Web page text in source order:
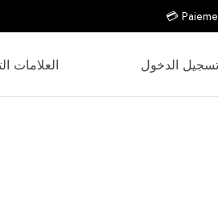
💳
العلامات تسجيل الدخول